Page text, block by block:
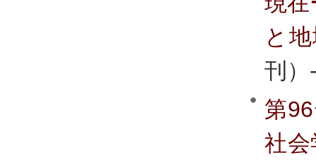
と
刊）
第
社